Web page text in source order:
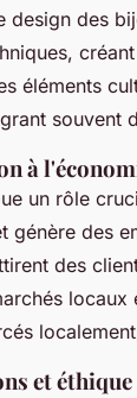
design des
éléments
souvent
à
un rôle
génère des
des
et